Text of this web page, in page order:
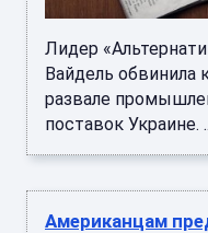
Лидер
Вайдель обвинила
развале
поставок Украине.
Американцам